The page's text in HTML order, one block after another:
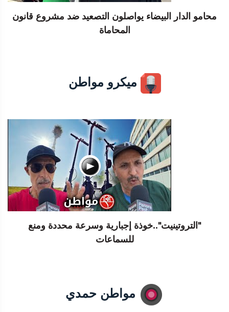
محامو الدار البيضاء يواصلون التصعيد ضد مشروع قانون
المحاماة
ميكرو مواطن
"التروتينيت"..خوذة إجبارية وسرعة محددة ومنع
للسماعات
مواطن حمدي